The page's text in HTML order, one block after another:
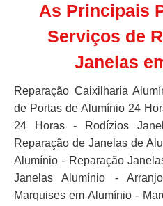
As Principais
Serviços de
Janelas
Reparação Caixilharia
de Portas de Alumínio 24
24 Horas - Rodízios
Reparação de Janelas de
Alumínio - Reparação
Janelas Alumínio -
Marquises em Alumínio -